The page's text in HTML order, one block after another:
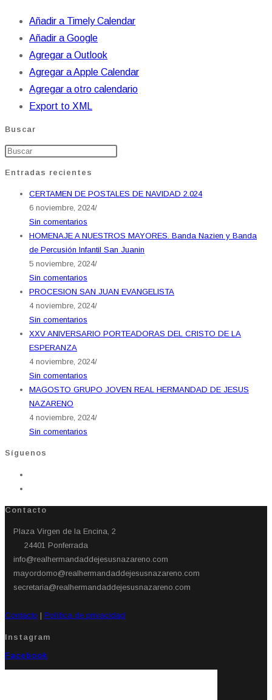
Añadir a Timely Calendar
Añadir a Google
Agregar a Outlook
Agregar a Apple Calendar
Agregar a otro calendario
Export to XML
Buscar
Entradas recientes
CERTAMEN DE POSTALES DE NAVIDAD 2.024
6 noviembre, 2024/
Sin comentarios
HOMENAJE A NUESTROS MAYORES. Banda Nazien y Banda
de Percusión Infantil San Juanin
5 noviembre, 2024/
Sin comentarios
PROCESION SAN JUAN EVANGELISTA
4 noviembre, 2024/
Sin comentarios
XXV ANIVERSARIO PORTEADORAS DEL CRISTO DE LA
ESPERANZA
4 noviembre, 2024/
Sin comentarios
MAGOSTO GRUPO JOVEN REAL HERMANDAD DE JESUS
NAZARENO
4 noviembre, 2024/
Sin comentarios
Síguenos
Contacto
Plaza Virgen de la Encina, 2
24401 Ponferrada​
info@realhermandaddejesusnazareno.com
mayordomo@realhermandaddejesusnazareno.com
secretaria@realhermandaddejesusnazareno.com
Contacto | Política de privacidad
Instagram
Facebook